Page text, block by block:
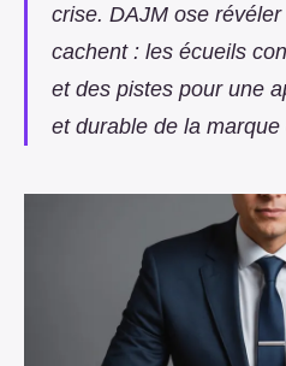
crise. DAJM ose révéler
cachent : les écueils
et des pistes pour une
et durable de la marque